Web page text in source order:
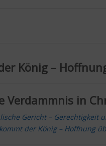
König –
Verdammnis in
Gericht – Gerechtigkeit
der König – Hoffnung